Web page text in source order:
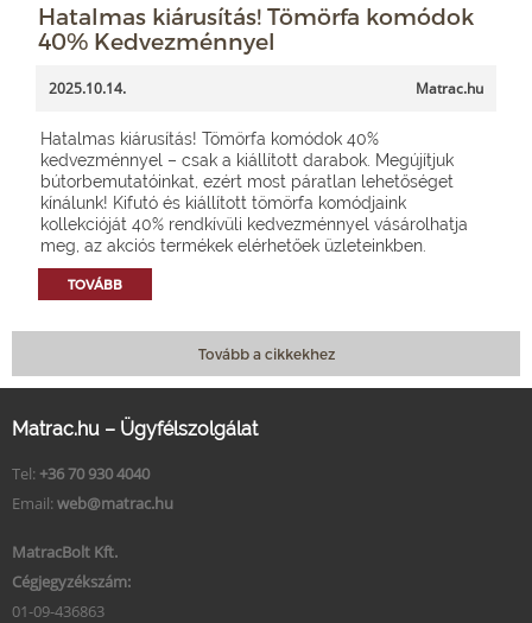
Hatalmas kiárusítás! Tömörfa komódok
40% Kedvezménnyel
2025.10.14. Matrac.hu
Hatalmas kiárusítás! Tömörfa komódok 40%
kedvezménnyel – csak a kiállított darabok. Megújítjuk
bútorbemutatóinkat, ezért most páratlan lehetőséget
kínálunk! Kifutó és kiállított tömörfa komódjaink
kollekcióját 40% rendkívüli kedvezménnyel vásárolhatja
meg, az akciós termékek elérhetőek üzleteinkben.
TOVÁBB
Tovább a cikkekhez
Matrac.hu – Ügyfélszolgálat
Tel: +36 70 930 4040
Email: web@matrac.hu
MatracBolt Kft.
Cégjegyzékszám:
01-09-436863